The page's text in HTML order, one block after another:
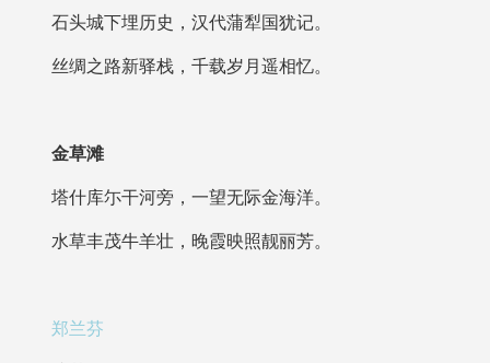
石头城下埋历史，汉代蒲犁国犹记。
丝绸之路新驿栈，千载岁月遥相忆。
金草滩
塔什库尓干河旁，一望无际金海洋。
水草丰茂牛羊壮，晚霞映照靓丽芳。
郑兰芬